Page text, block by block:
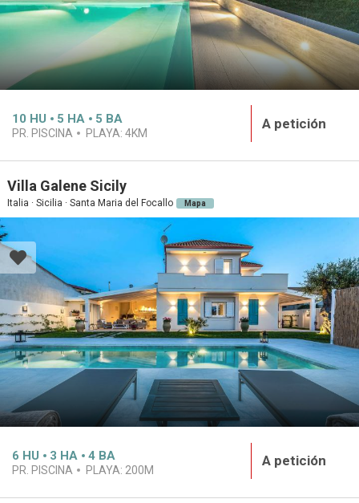
10 HU 5 HA 5 BA
PR. PISCINA PLAYA: 4KM
A petición
Villa Galene Sicily
Italia · Sicilia · Santa Maria del Focallo Mapa
6 HU 3 HA 4 BA
PR. PISCINA PLAYA: 200M
A petición